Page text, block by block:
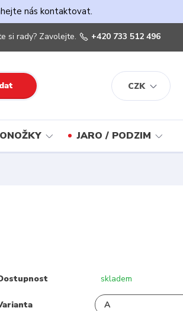
nás kontaktovat.
CZK
si rady? Zavolejte. +420 733 512 496
JARO / PODZIM
skladem